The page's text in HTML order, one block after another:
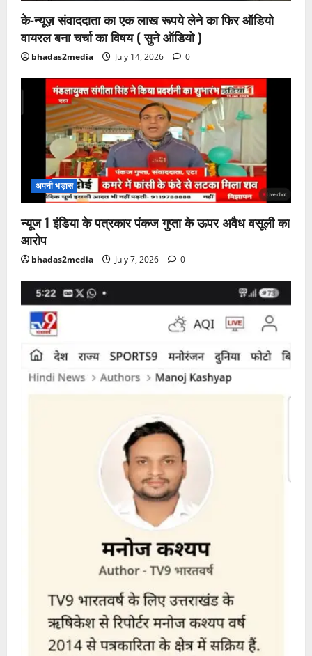
के-न्यूज़ संवाददाता का एक लाख रूपये लेने का फिर ऑडियो
वायरल बना चर्चा का विषय ( सुने ऑडियो )
bhadas2media July 14, 2026 0
अपनी भड़ास
न्यूज 1 इंडिया के पत्रकार पंकज गुप्ता के ऊपर अवैध वसूली का
आरोप
bhadas2media July 7, 2026 0